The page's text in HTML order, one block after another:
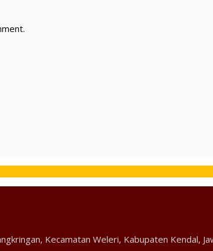
Kecamatan Weleri, Kabupaten Kendal,